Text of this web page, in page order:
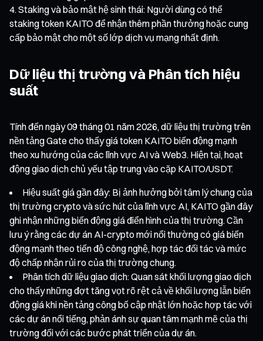
Staking và bảo mật hệ sinh thái: Người dùng có thể
staking token KAITO để nhận thêm phần thưởng hoặc cung
cấp bảo mật cho một số lớp dịch vụ mạng nhất định.
Dữ liệu thị trường và Phân tích hiệu
suất
Tính đến ngày 09 tháng 01 năm 2026, dữ liệu thị trường trên
nền tảng Gate cho thấy giá token KAITO biến động mạnh
theo xu hướng của các lĩnh vực AI và Web3. Hiện tại, hoạt
động giao dịch chủ yếu tập trung vào cặp KAITO/USDT.
Hiệu suất giá gần đây: Bị ảnh hưởng bởi tâm lý chung của
thị trường crypto và sức hút của lĩnh vực AI, KAITO gần đây
ghi nhận những biến động giá điển hình của thị trường. Cần
lưu ý rằng các dự án AI-crypto mới nổi thường có giá biến
động mạnh theo tiến độ công nghệ, hợp tác đối tác và mức
độ chấp nhận rủi ro của thị trường chung.
Phân tích dữ liệu giao dịch: Quan sát khối lượng giao dịch
cho thấy những đợt tăng vọt rõ rệt cả về khối lượng lẫn biến
động giá khi nền tảng công bố cập nhật lớn hoặc hợp tác với
các dự án nổi tiếng, phản ánh sự quan tâm mạnh mẽ của thị
trường đối với các bước phát triển của dự án.